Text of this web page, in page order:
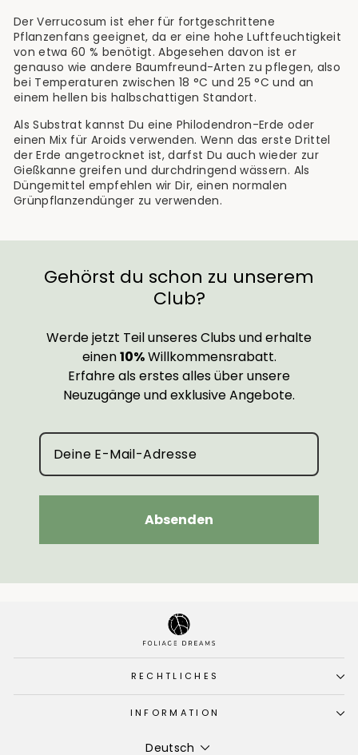
Der Verrucosum ist eher für fortgeschrittene
Pflanzenfans geeignet, da er eine hohe Luftfeuchtigkeit
von etwa 60 % benötigt. Abgesehen davon ist er
genauso wie andere Baumfreund-Arten zu pflegen, also
bei Temperaturen zwischen 18 °C und 25 °C und an
einem hellen bis halbschattigen Standort.
Als Substrat kannst Du eine Philodendron-Erde oder
einen Mix für Aroids verwenden. Wenn das erste Drittel
der Erde angetrocknet ist, darfst Du auch wieder zur
Gießkanne greifen und durchdringend wässern. Als
Düngemittel empfehlen wir Dir, einen normalen
Grünpflanzendünger zu verwenden.
Gehörst du schon zu unserem
Club?
Werde jetzt Teil unseres Clubs und erhalte
einen10%Willkommensrabatt.
Erfahre als erstes alles über unsere
Neuzugänge und exklusive Angebote.
Absenden
RECHTLICHES
INFORMATION
Sprache
Deutsch